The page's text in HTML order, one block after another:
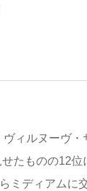
ィルヌーヴ・
たものの12位
ミディアムに